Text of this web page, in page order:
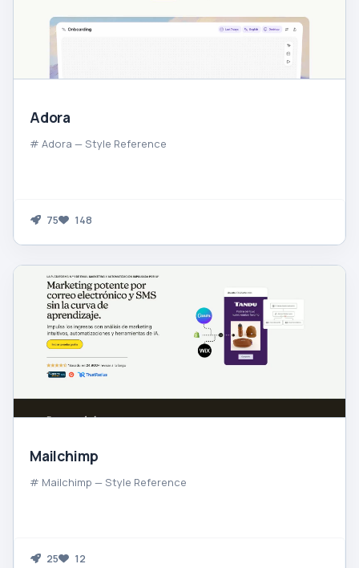
Adora
# Adora — Style Reference
75 148
Mailchimp
# Mailchimp — Style Reference
25 12